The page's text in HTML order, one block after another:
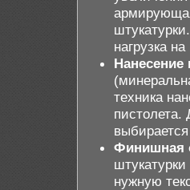
нагрузка
Нанесение
техника
пистолета.
Финишная
нужную